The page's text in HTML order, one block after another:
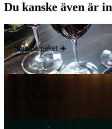
Du kanske även är
Sommarpaket ☀️
Rum & middag